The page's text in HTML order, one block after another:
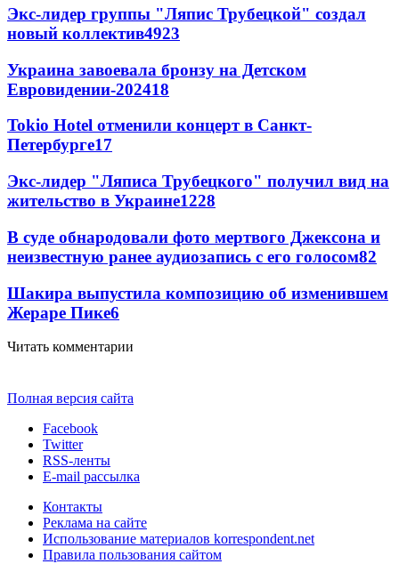
Экс-лидер группы "Ляпис Трубецкой" создал
новый коллектив4923
Украина завоевала бронзу на Детском
Евровидении-202418
Tokio Hotel отменили концерт в Санкт-
Петербурге17
Экс-лидер "Ляписа Трубецкого" получил вид на
жительство в Украине1228
В суде обнародовали фото мертвого Джексона и
неизвестную ранее аудиозапись с его голосом82
Шакира выпустила композицию об изменившем
Жераре Пике6
Читать комментарии
Полная версия сайта
Facebook
Twitter
RSS-ленты
E-mail рассылка
Контакты
Реклама на сайте
Использование материалов korrespondent.net
Правила пользования сайтом